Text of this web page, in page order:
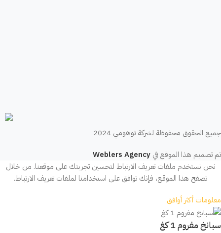
جميع الحقوق محفوظة لشركة توهومي 2024
تم تصميم هذا الموقع في Weblers Agency
نحن نستخدم ملفات تعريف الارتباط لتحسين تجربتك على موقعنا. من خلال
تصفح هذا الموقع، فإنك توافق على استخدامنا لملفات تعريف الارتباط.
معلومات أكثرأوافق
سبانخ مفروم 1 كغ